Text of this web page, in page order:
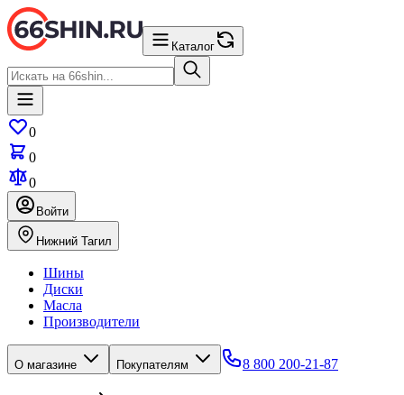
Каталог
0
0
0
Войти
Нижний Тагил
Шины
Диски
Масла
Производители
О магазине Покупателям 8 800 200-21-87